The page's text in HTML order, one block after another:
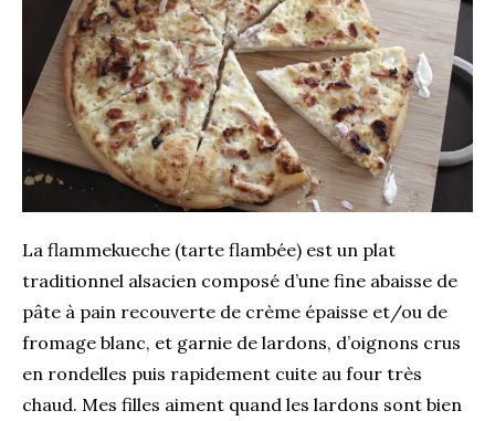
La flammekueche (tarte flambée) est un plat
traditionnel alsacien composé d’une fine abaisse de
pâte à pain recouverte de crème épaisse et/ou de
fromage blanc, et garnie de lardons, d’oignons crus
en rondelles puis rapidement cuite au four très
chaud. Mes filles aiment quand les lardons sont bien